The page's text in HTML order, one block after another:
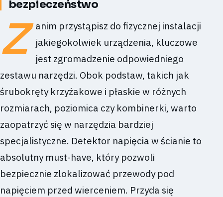
bezpieczeństwo
Z
anim przystąpisz do fizycznej instalacji
jakiegokolwiek urządzenia, kluczowe
jest zgromadzenie odpowiedniego
zestawu narzędzi. Obok podstaw, takich jak
śrubokręty krzyżakowe i płaskie w różnych
rozmiarach, poziomica czy kombinerki, warto
zaopatrzyć się w narzędzia bardziej
specjalistyczne. Detektor napięcia w ścianie to
absolutny must-have, który pozwoli
bezpiecznie zlokalizować przewody pod
napięciem przed wierceniem. Przyda się